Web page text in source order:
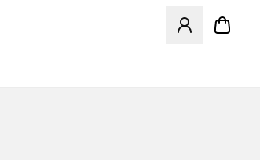
Apre una